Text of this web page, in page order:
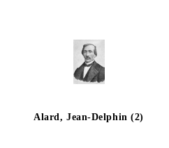
Alard, Jean-Delphin (2)